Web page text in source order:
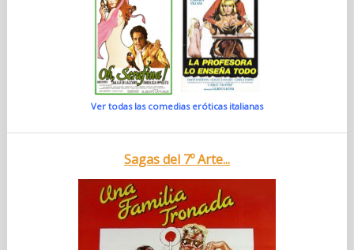
Ver todas las comedias eróticas italianas
Sagas del 7º Arte...